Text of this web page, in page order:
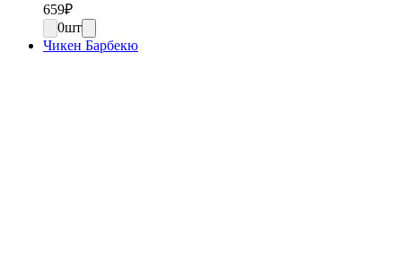
659₽
0шт
Чикен Барбекю